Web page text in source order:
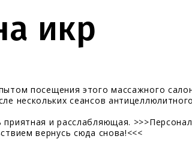
икр
посещения этого массажного
нескольких сеансов
и расслабляющая. >>>
вернусь сюда снова!<<<